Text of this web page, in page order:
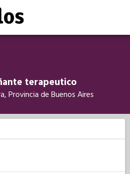
terapeutico
Provincia de Buenos Aires